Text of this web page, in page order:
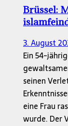
Brüssel:
3. August
Ein 54-
seinen
eine Frau
wurde. Der